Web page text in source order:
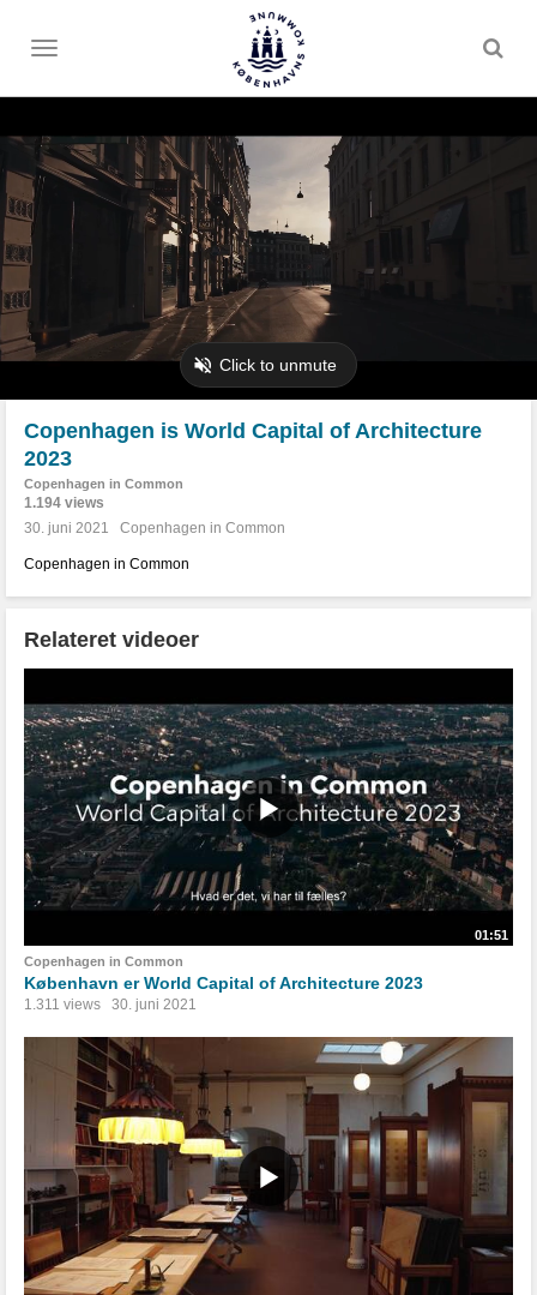
Toggle
Copenhagen is World Capital of Architecture
2023
Copenhagen in Common
1.194 views
30. juni 2021
Copenhagen in Common
Copenhagen in Common
Relateret videoer
01:51
Copenhagen in Common
København er World Capital of Architecture 2023
1.311 views 30. juni 2021